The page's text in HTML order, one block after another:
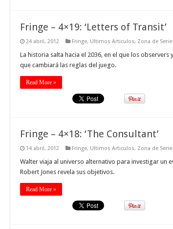
Fringe – 4×19: ‘Letters of Transit’
24 abril, 2012 Fringe, Ultimos Articulos, Zona de
La historia salta hacia el 2036, en el que los
que cambiará las reglas del juego.
Read More »
Fringe – 4×18: ‘The Consultant’
14 abril, 2012 Fringe, Ultimos Articulos, Zona de
Walter viaja al universo alternativo para investigar un
Robert Jones revela sus objetivos.
Read More »